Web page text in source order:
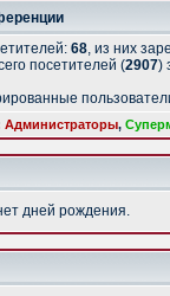
68, из них
посетителей (2907)
Администраторы,
дней рождения.